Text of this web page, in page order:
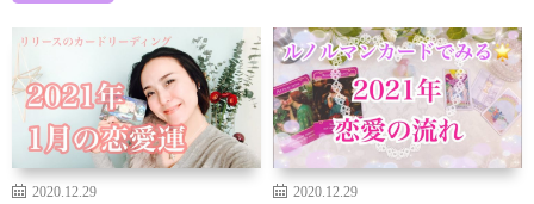
2020.12.29 2020.12.29